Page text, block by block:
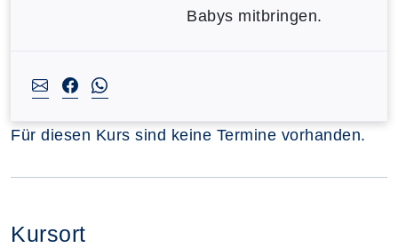
Babys mitbringen.
Für diesen Kurs sind keine Termine vorhanden.
Kursort